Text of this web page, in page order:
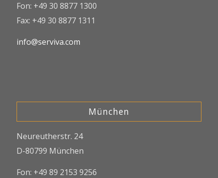
Fon: +49 30 8877 1300
Fax: +49 30 8877 1311
info@serviva.com
München
Neureutherstr. 24
D-80799 München
Fon: +49 89 2153 9256